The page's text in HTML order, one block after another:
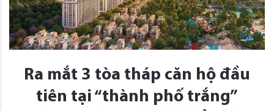
Ra mắt 3 tòa tháp căn hộ đầu
tiên tại “thành phố trắng”